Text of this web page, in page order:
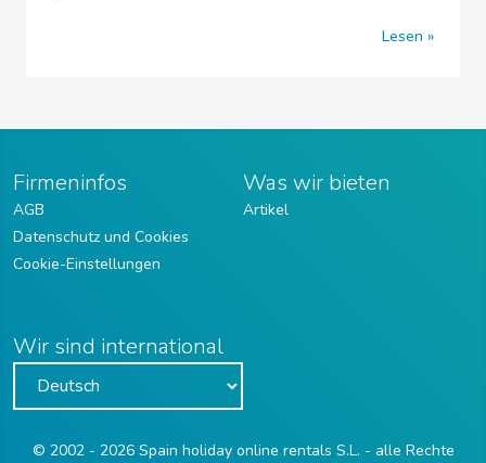
Lesen
Firmeninfos
AGB
Datenschutz und Cookies
Cookie-Einstellungen
Was wir bieten
Artikel
Wir sind international
© 2002 - 2026 Spain holiday online rentals S.L. - alle Rechte